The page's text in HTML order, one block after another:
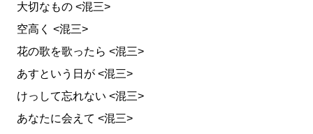
大切なもの <混三>
空高く <混三>
花の歌を歌ったら <混三>
あすという日が <混三>
けっして忘れない <混三>
あなたに会えて <混三>